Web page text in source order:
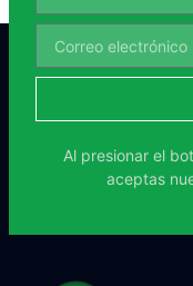
Al presionar el
aceptas